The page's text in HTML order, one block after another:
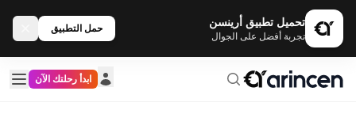
تحميل تطبيق أرينسن
تجربة أفضل على الجوال
حمل التطبيق
ابدأ رحلتك الآن